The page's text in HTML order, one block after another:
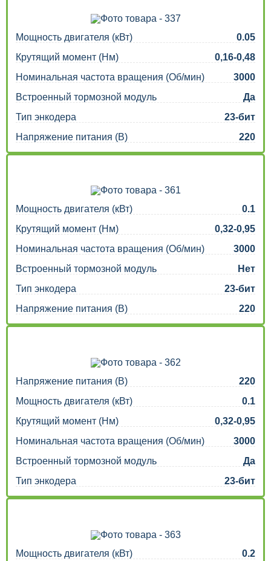
Мощность двигателя (кВт)
0.05
Крутящий момент (Нм)
0,16-0,48
Номинальная частота вращения (Об/мин)
3000
Встроенный тормозной модуль
Да
Тип энкодера
23-бит
Напряжение питания (В)
220
Мощность двигателя (кВт)
0.1
Крутящий момент (Нм)
0,32-0,95
Номинальная частота вращения (Об/мин)
3000
Встроенный тормозной модуль
Нет
Тип энкодера
23-бит
Напряжение питания (В)
220
Напряжение питания (В)
220
Мощность двигателя (кВт)
0.1
Крутящий момент (Нм)
0,32-0,95
Номинальная частота вращения (Об/мин)
3000
Встроенный тормозной модуль
Да
Тип энкодера
23-бит
Мощность двигателя (кВт)
0.2